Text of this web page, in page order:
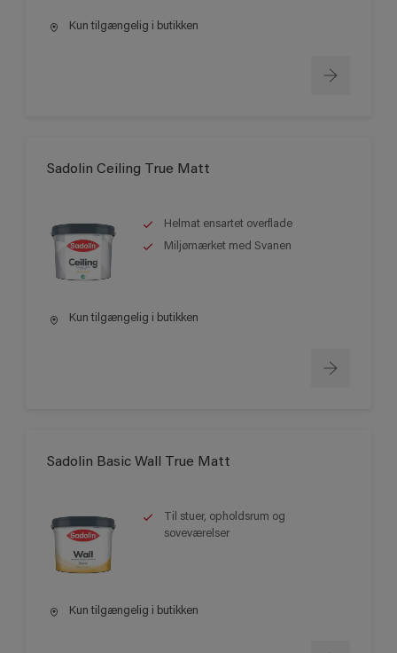
Kun tilgængelig i butikken
Sadolin Ceiling True Matt
Helmat ensartet overflade
Miljømærket med Svanen
Kun tilgængelig i butikken
Sadolin Basic Wall True Matt
Til stuer, opholdsrum og
soveværelser
Kun tilgængelig i butikken